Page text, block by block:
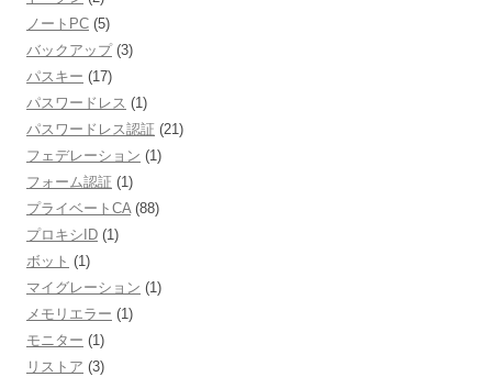
ノートPC (5)
バックアップ(3)
パスキー (17)
パスワードレス (1)
パスワードレス認証 (21)
フェデレーション (1)
フォーム認証 (1)
プライベートCA (88)
プロキシID (1)
ボット (1)
マイグレーション (1)
メモリエラー (1)
モニター (1)
リストア (3)